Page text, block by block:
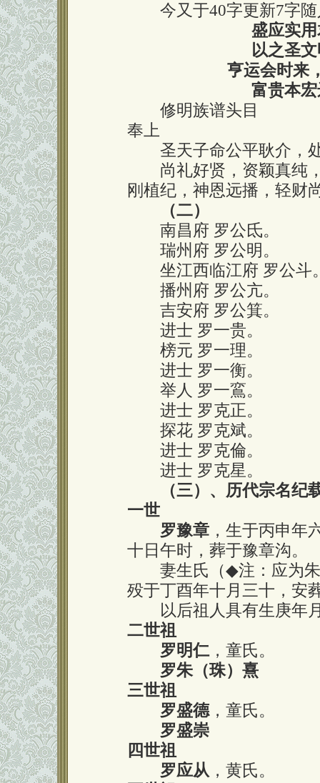
今又于40字更新7字随
盛应实
以之圣
亨运会时来
富贵本
修明族谱头目
奉上
圣天子命公平耿介，处
尚礼好贤，资颖真纯，
刚植纪，神恩远播，轻财
（二）
南昌府 罗公氐。
瑞州府 罗公明。
坐江西临江府 罗公斗
播州府 罗公亢。
吉安府 罗公箕。
进士 罗一贵。
榜元 罗一理。
进士 罗一衡。
举人 罗一鵉。
进士 罗克正。
探花 罗克斌。
进士 罗克倫。
进士 罗克星。
（三）、历代宗名纪
一世
罗豫章 ，生于丙申年
十日午时，葬于豫章沟。
妻生氏（◆注：应为
殁于丁酉年十月三十，安
以后祖人具有生庚年月
二世祖
罗明仁，童氏。
罗朱（珠）熹
三世祖
罗盛德，童氏。
罗盛崇
四世祖
罗应从 ，黄氏。